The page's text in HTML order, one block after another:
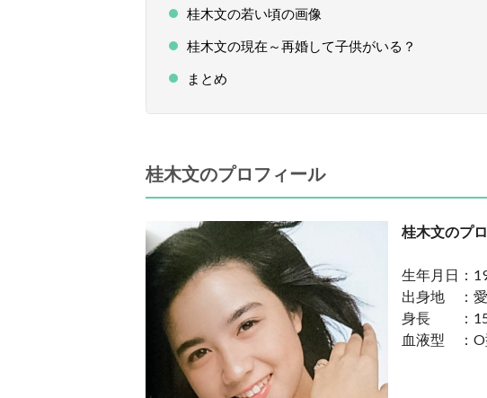
桂木文の若い頃の画像
桂木文の現在～再婚して子供がいる？
まとめ
桂木文のプロフィール
桂木文のプ
生年月日：
出身地 ：
身長 ：
血液型 ：O